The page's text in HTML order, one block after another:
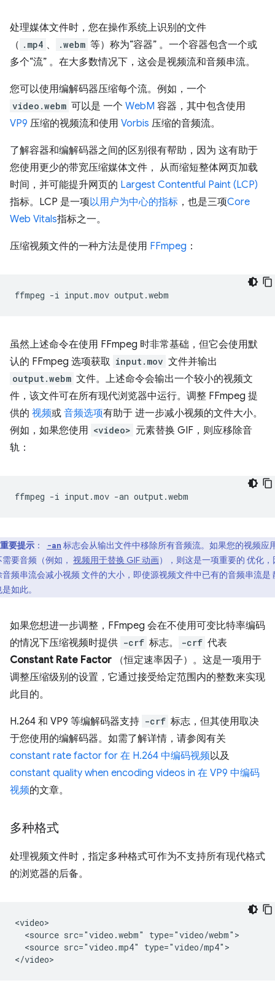
处理媒体文件时，您在操作系统上识别的文件
（ .mp4 、 .webm 等）称为“容器” 。一个容器包含一个或
多个“流” 。在大多数情况下，这会是视频流和音频串流。
您可以使用编解码器压缩每个流。例如，一个
video.webm 可以是 一个 WebM 容器，其中包含使用
VP9 压缩的视频流和使用 Vorbis 压缩的音频流。
了解容器和编解码器之间的区别很有帮助，因为 这有助于
您使用更少的带宽压缩媒体文件， 从而缩短整体网页加载
时间，并可能提升网页的 Largest Contentful Paint (LCP)
指标。LCP 是一项以用户为中心的指标 ，也是三项Core
Web Vitals指标之一。
压缩视频文件的一种方法是使用 FFmpeg ：
ffmpeg -i input.mov
虽然上述命令在使用 FFmpeg 时非常基础，但它会使用默
认的 FFmpeg 选项获取 input.mov 文件并输出
output.webm 文件。上述命令会输出一个较小的视频文
件，该文件可在所有现代浏览器中运行。调整 FFmpeg 提
供的 视频或 音频选项有助于 进一步减小视频的文件大小。
例如，如果您使用 <video> 元素替换 GIF，则应移除音
轨：
ffmpeg -i input.mov -an
重要提示 ： -an 标志会从输出文件中移除所有音频流。如果您的视频应
要音频（例如， 视频用于替换 GIF 动画），则这是一项重要的 优化，
音频串流会减小视频 文件的大小，即使源视频文件中已有的音频串流是
如此。
如果您想进一步调整，FFmpeg 会在不使用可变比特率编码
的情况下压缩视频时提供 -crf 标志。 -crf 代表
Constant Rate Factor （恒定速率因子）。这是一项用于
调整压缩级别的设置，它通过接受给定范围内的整数来实现
此目的。
H.264 和 VP9 等编解码器支持 -crf 标志，但其使用取决
于您使用的编解码器。如需了解详情，请参阅有关
constant rate factor for 在 H.264 中编码视频以及
constant quality when encoding videos in 在 VP9 中编码
视频的文章。
多种格式
处理视频文件时，指定多种格式可作为不支持所有现代格式
的浏览器的后备。
<video>
  <source src="video.webm" type="video/webm">
  <source src="video.mp4" type="video/mp4">